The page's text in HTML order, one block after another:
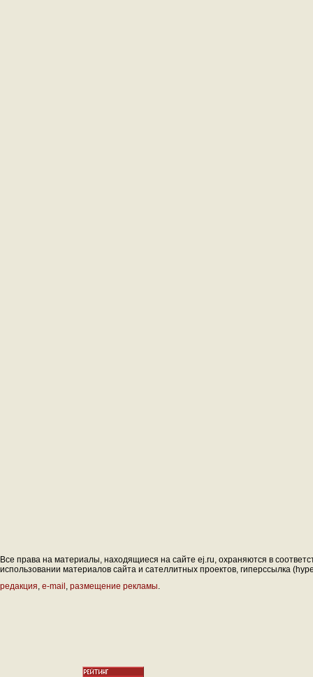
Все права на материалы, находящиеся на сайте ej.ru, охраняются в
использовании материалов сайта и сателлитных проектов, гиперссылка
редакция, e-mail , размещение рекламы.